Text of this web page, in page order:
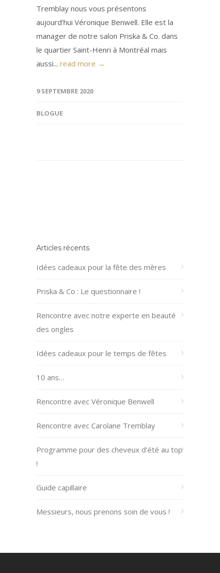
Tremblay nous vous présentons
aujourd’hui Véronique Benwell. Elle est la
manager de notre salon Priska & Co. dans
le quartier Saint-Henri à Montréal mais
aussi... read more →
9 SEPTEMBRE 2020
BLOGUE
Articles récents
Idées cadeaux pour la fête des mères
Priska & Co : Le questionnaire !
Rencontre avec notre experte en beauté
des ongles
Idées cadeaux pour le temps de fêtes
10 ans…
Rencontre avec Véronique Benwell
Rencontre avec Carolane Tremblay
Programme pour des cheveux d’été au top
!
Guide capillaire
Messieurs, nous prenons soin de vous !